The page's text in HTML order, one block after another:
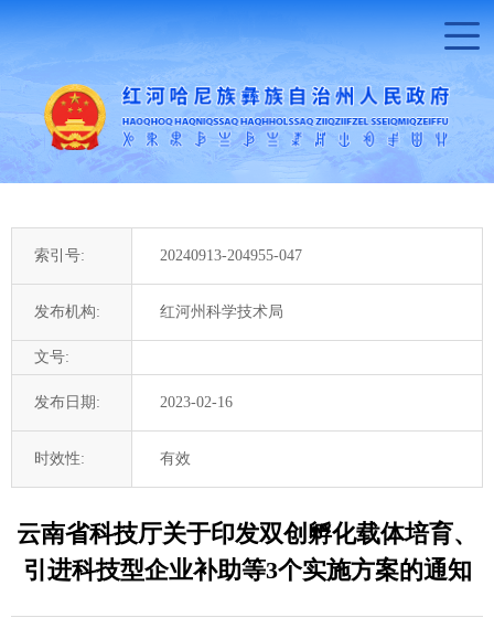
索引号: 20240913-204955-047
发布机构: 红河州科学技术局
文号:
发布日期: 2023-02-16
时效性: 有效
云南省科技厅关于印发双创孵化载体培育、
引进科技型企业补助等3个实施方案的通知